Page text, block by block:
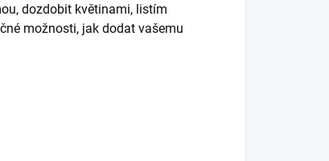
dozdobit květinami, listím
možnosti, jak dodat vašemu